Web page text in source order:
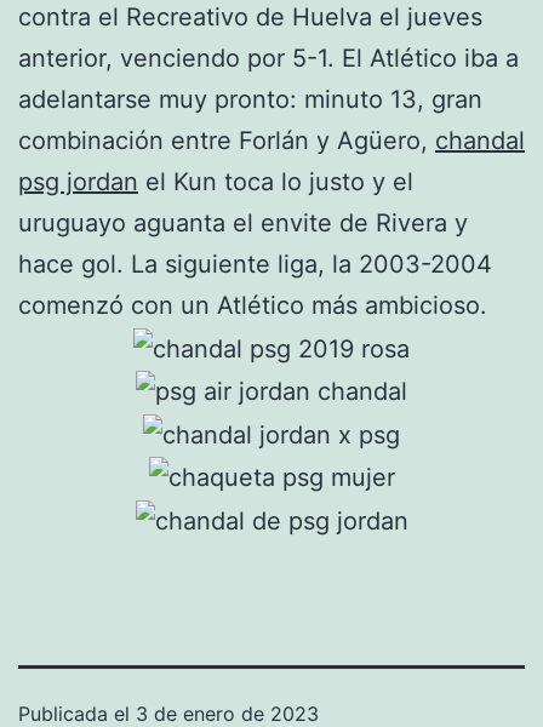
contra el Recreativo de Huelva el jueves
anterior, venciendo por 5-1. El Atlético iba a
adelantarse muy pronto: minuto 13, gran
combinación entre Forlán y Agüero, chandal
psg jordan el Kun toca lo justo y el
uruguayo aguanta el envite de Rivera y
hace gol. La siguiente liga, la 2003-2004
comenzó con un Atlético más ambicioso.
Publicada el 3 de enero de 2023